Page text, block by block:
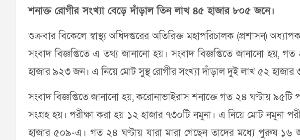
শনাক্ত রোগীর সংখ্যা বেড়ে দাঁড়াল তিন লাখ ৪৫ হাজার ৮০৫ জনে।
শুক্রবার বিকেলে স্বাস্থ্য অধিদপ্তরের অতিরিক্ত মহাপরিচালক (প্রশাসন)
সংবাদ বিজ্ঞপ্তিতে এ তথ্য জানানো হয়। সংবাদ বিজ্ঞপ্তিতে জানানো হয়,
হাজার ৯২৩ জন। এ নিয়ে মোট সুস্থ রোগীর সংখ্যা দাঁড়াল দুই লাখ ৫২
সংবাদ বিজ্ঞপ্তিতে জানানো হয়, করোনাভাইরাস শনাক্তে গত ২৪ ঘণ্টায় ৯৫টি
সংগ্রহ হয়। পরীক্ষা করা হয় ১২ হাজার ৭৩০টি নমুনা। এ নিয়ে মোট নমুনা
হাজার ৫০৯-এ। গত ২৪ ঘণ্টায় যারা মারা গেছেন তাদের মধ্যে পুরুষ ১৬